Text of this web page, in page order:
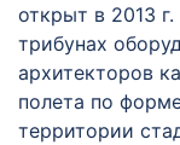
открыт в 2013
трибунах
архитекторов
полета по
территории